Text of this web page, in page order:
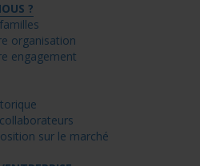
?
organisation
engagement
sur le marché